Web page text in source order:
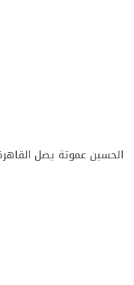
الحسين عموتة يصل